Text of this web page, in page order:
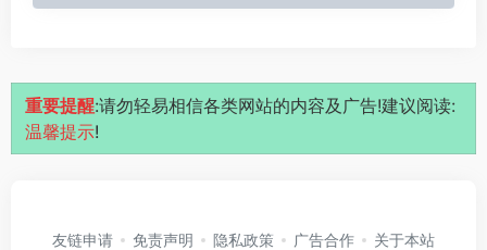
重要提醒:请勿轻易相信各类网站的内容及广告!建议阅读:
温馨提示!
友链申请 免责声明 隐私政策 广告合作 关于本站